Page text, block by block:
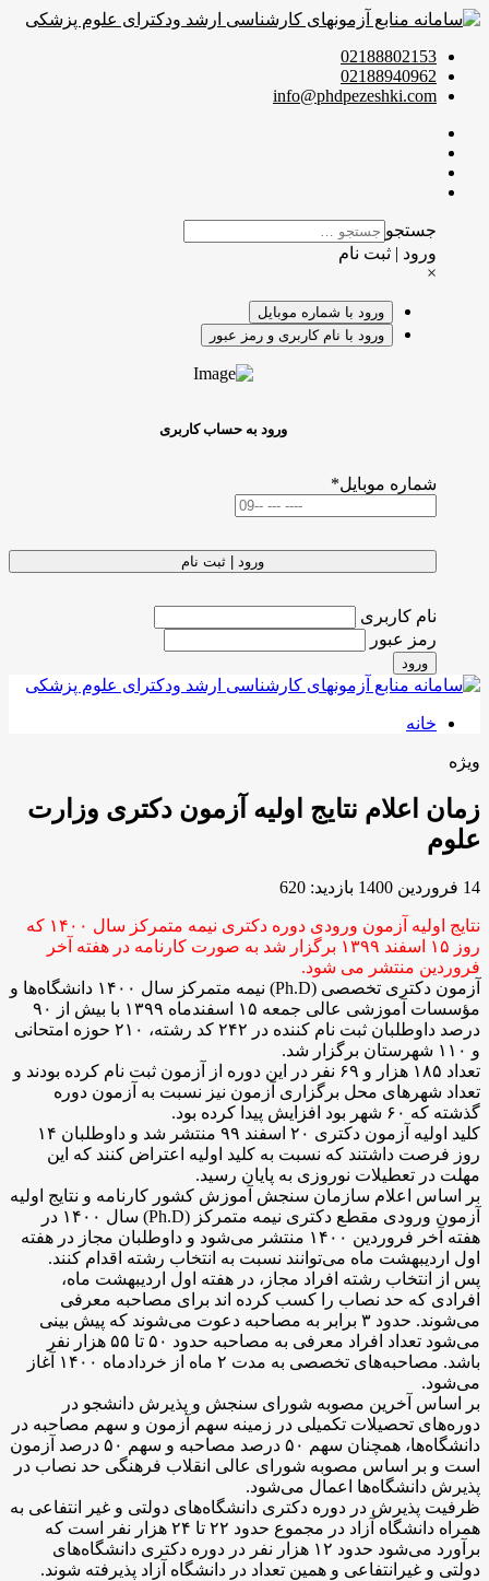
02188802153
02188940962
info@phdpezeshki.com
جستجو
ورود | ثبت نام
×
ورود با شماره موبایل
ورود با نام کاربری و رمز عبور
ورود به حساب کاربری
شماره موبایل*
ورود | ثبت نام
نام کاربری
رمز عبور
ورود
خانه
ویژه
زمان اعلام نتایج اولیه آزمون دکتری وزارت
علوم
14 فروردين 1400 بازدید: 620
نتایج اولیه آزمون ورودی دوره دکتری نیمه متمرکز سال ۱۴۰۰ که
روز ۱۵ اسفند ۱۳۹۹ برگزار شد به صورت کارنامه در هفته آخر
فروردین منتشر می شود.
آزمون دکتری تخصصی (Ph.D) نیمه متمرکز سال ۱۴۰۰ دانشگاه‌ها و
مؤسسات آموزشی عالی جمعه ۱۵ اسفندماه ۱۳۹۹ با بیش از ۹۰
درصد داوطلبان ثبت نام کننده در ۲۴۲ کد رشته، ۲۱۰ حوزه امتحانی
و ۱۱۰ شهرستان برگزار شد.
تعداد ۱۸۵ هزار و ۶۹ نفر در این دوره از آزمون ثبت نام کرده بودند و
تعداد شهرهای محل برگزاری آزمون نیز نسبت به آزمون دوره
گذشته که ۶۰ شهر بود افزایش پیدا کرده بود.
کلید اولیه آزمون دکتری ۲۰ اسفند ۹۹ منتشر شد و داوطلبان ۱۴
روز فرصت داشتند که نسبت به کلید اولیه اعتراض کنند که این
مهلت در تعطیلات نوروزی به پایان رسید.
بر اساس اعلام سازمان سنجش آموزش کشور کارنامه و نتایج اولیه
آزمون ورودی مقطع دکتری نیمه متمرکز (Ph.D) سال ۱۴۰۰ در
هفته آخر فروردین ۱۴۰۰ منتشر می‌شود و داوطلبان مجاز در هفته
اول اردیبهشت ماه می‌توانند نسبت به انتخاب رشته اقدام کنند.
پس از انتخاب رشته افراد مجاز، در هفته اول اردیبهشت ماه،
افرادی که حد نصاب را کسب کرده اند برای مصاحبه معرفی
می‌شوند. حدود ۳ برابر به مصاحبه دعوت می‌شوند که پیش بینی
می‌شود تعداد افراد معرفی به مصاحبه حدود ۵۰ تا ۵۵ هزار نفر
باشد. مصاحبه‌های تخصصی به مدت ۲ ماه از خردادماه ۱۴۰۰ آغاز
می‌شود.
بر اساس آخرین مصوبه شورای سنجش و پذیرش دانشجو در
دوره‌های تحصیلات تکمیلی در زمینه سهم آزمون و سهم مصاحبه در
دانشگاه‌ها، همچنان سهم ۵۰ درصد مصاحبه و سهم ۵۰ درصد آزمون
است و بر اساس مصوبه شورای عالی انقلاب فرهنگی حد نصاب در
پذیرش دانشگاه‌ها اعمال می‌شود.
ظرفیت پذیرش در دوره دکتری دانشگاه‌های دولتی و غیر انتفاعی به
همراه دانشگاه آزاد در مجموع حدود ۲۲ تا ۲۴ هزار نفر است که
برآورد می‌شود حدود ۱۲ هزار نفر در دوره دکتری دانشگاه‌های
دولتی و غیرانتفاعی و همین تعداد در دانشگاه آزاد پذیرفته شوند.